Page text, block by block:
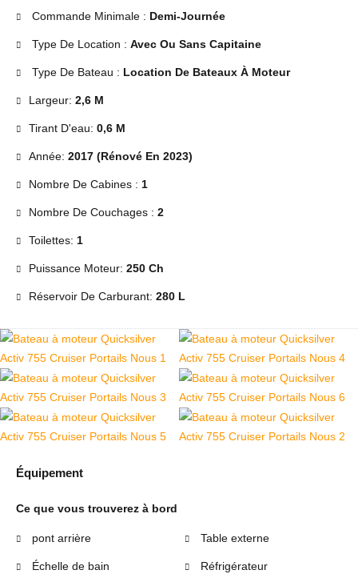
Commande Minimale : Demi-Journée
Type De Location : Avec Ou Sans Capitaine
Type De Bateau : Location De Bateaux À Moteur
Largeur: 2,6 M
Tirant D'eau: 0,6 M
Année: 2017 (Rénové En 2023)
Nombre De Cabines : 1
Nombre De Couchages : 2
Toilettes: 1
Puissance Moteur: 250 Ch
Réservoir De Carburant: 280 L
Équipement
Ce que vous trouverez à bord
pont arrière
Échelle de bain
Table externe
Réfrigérateur